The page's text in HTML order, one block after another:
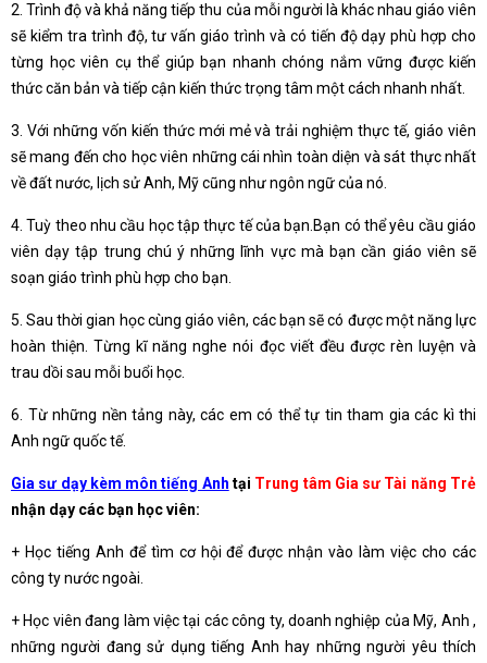
2. Trình độ và khả năng tiếp thu của mỗi người là khác nhau giáo viên
sẽ kiểm tra trình độ, tư vấn giáo trình và có tiến độ dạy phù hợp cho
từng học viên cụ thể giúp bạn nhanh chóng nắm vững được kiến
thức căn bản và tiếp cận kiến thức trọng tâm một cách nhanh nhất.
3. Với những vốn kiến thức mới mẻ và trải nghiệm thực tế, giáo viên
sẽ mang đến cho học viên những cái nhìn toàn diện và sát thực nhất
về đất nước, lịch sử Anh, Mỹ cũng như ngôn ngữ của nó.
4. Tuỳ theo nhu cầu học tập thực tế của bạn.Bạn có thể yêu cầu giáo
viên dạy tập trung chú ý những lĩnh vực mà bạn cần giáo viên sẽ
soạn giáo trình phù hợp cho bạn.
5. Sau thời gian học cùng giáo viên, các bạn sẽ có được một năng lực
hoàn thiện. Từng kĩ năng nghe nói đọc viết đều được rèn luyện và
trau dồi sau mỗi buổi học.
6. Từ những nền tảng này, các em có thể tự tin tham gia các kì thi
Anh ngữ quốc tế.
Gia sư dạy kèm môn tiếng Anh tại Trung tâm Gia sư Tài năng Trẻ
nhận dạy các bạn học viên:
+ Học tiếng Anh để tìm cơ hội để được nhận vào làm việc cho các
công ty nước ngoài.
+ Học viên đang làm việc tại các công ty, doanh nghiệp của Mỹ, Anh ,
những người đang sử dụng tiếng Anh hay những người yêu thích